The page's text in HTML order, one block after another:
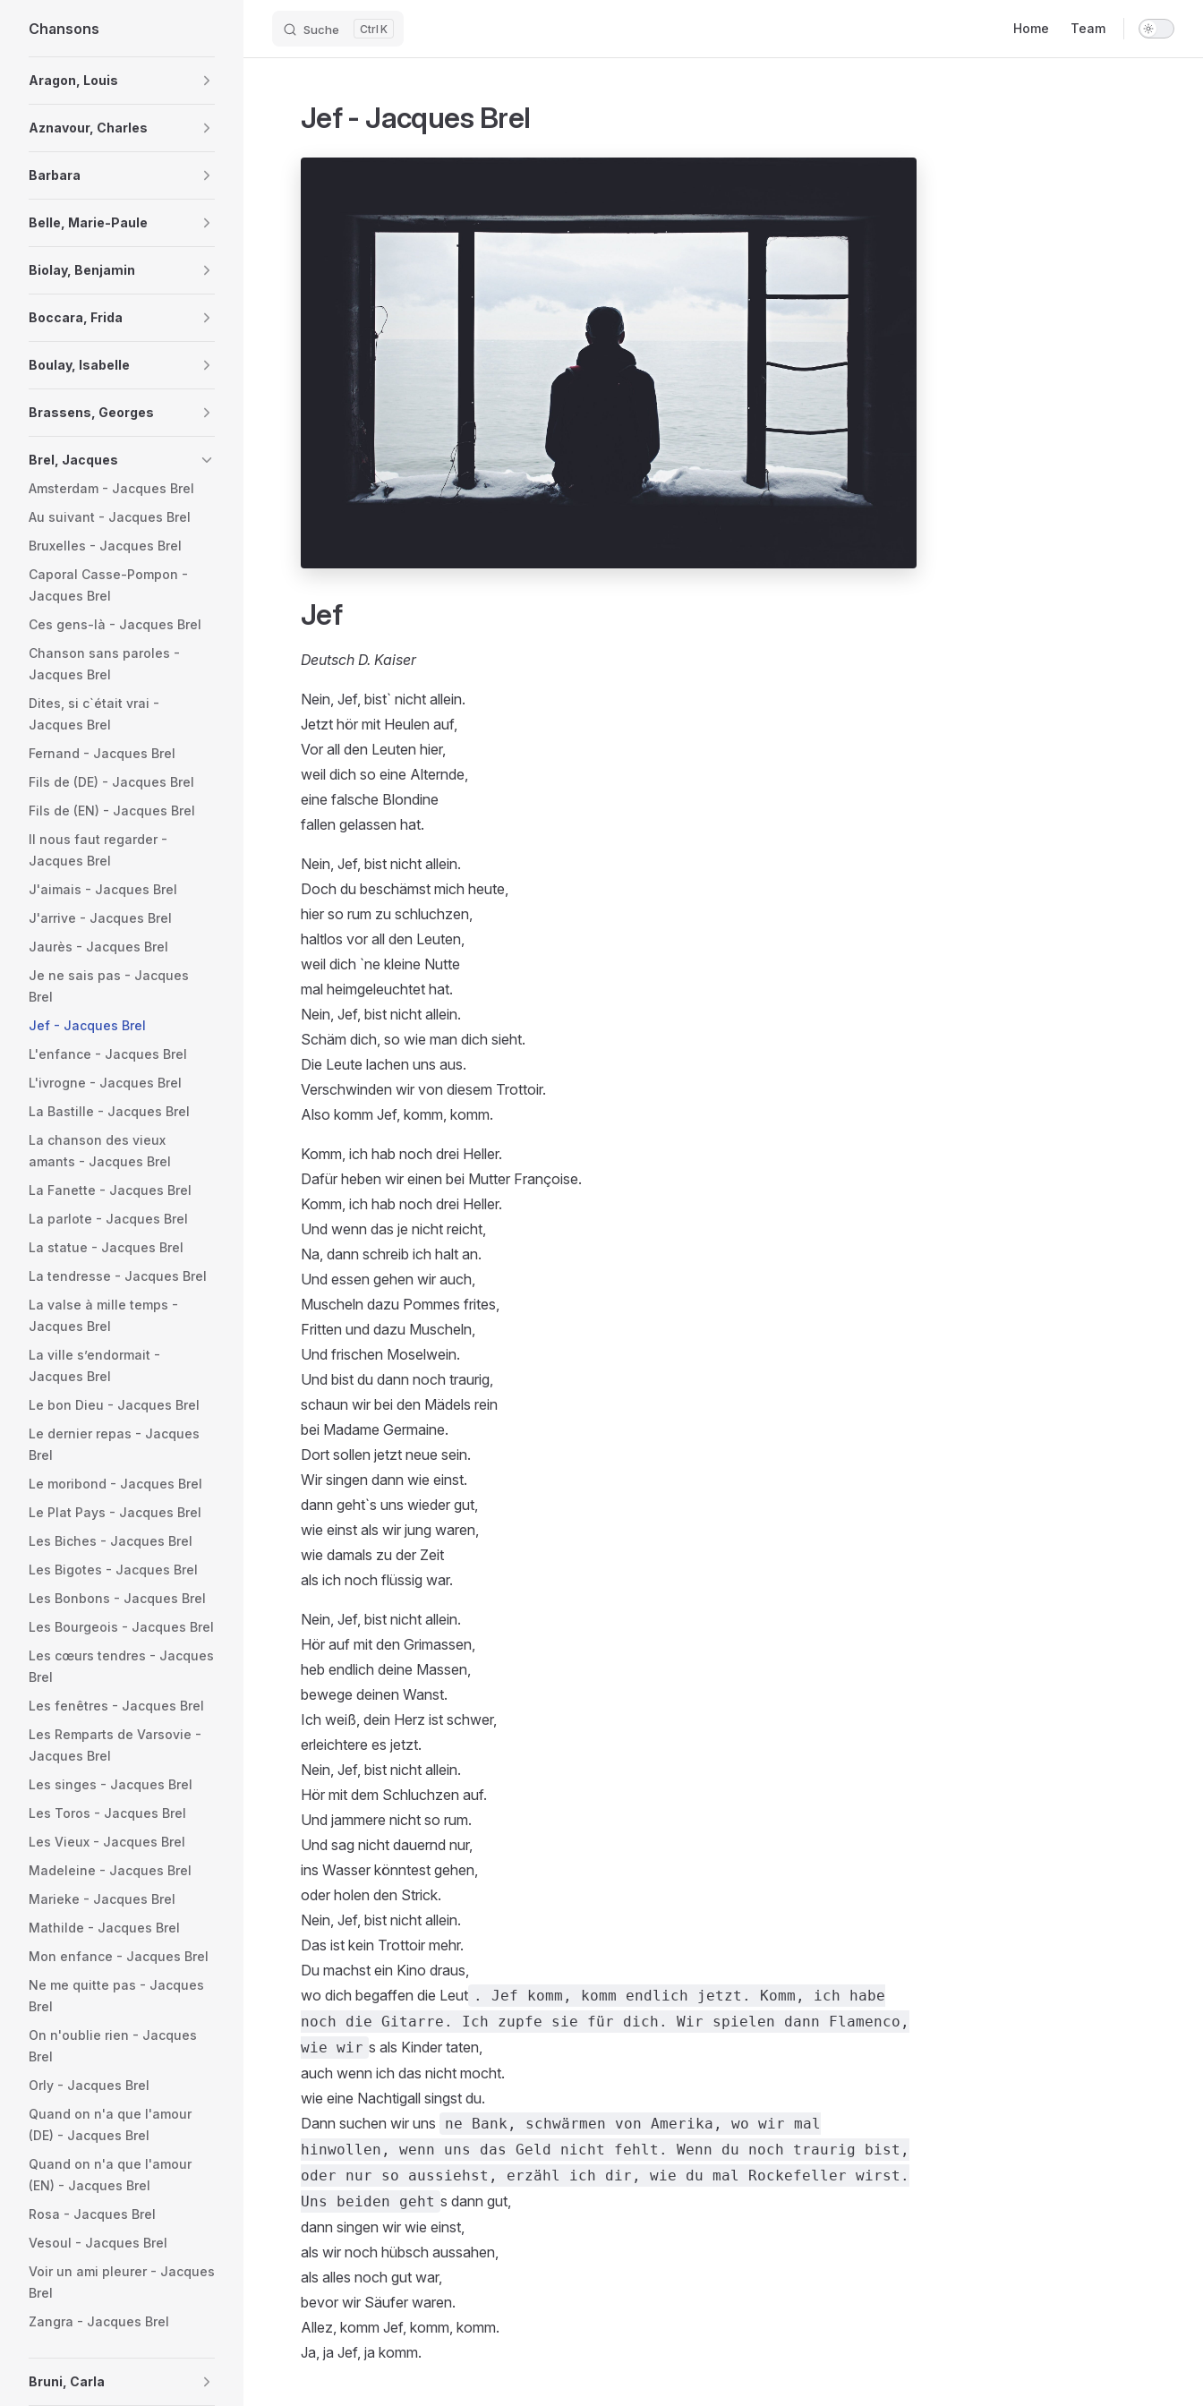
Skip to content
Chansons Suche K Home Team
Aragon, Louis
Aznavour, Charles
Barbara
Belle, Marie-Paule
Biolay, Benjamin
Boccara, Frida
Boulay, Isabelle
Brassens, Georges
Brel, Jacques
Amsterdam - Jacques Brel
Au suivant - Jacques Brel
Bruxelles - Jacques Brel
Caporal Casse-Pompon -
Jacques Brel
Ces gens-là - Jacques Brel
Chanson sans paroles -
Jacques Brel
Dites, si c`était vrai -
Jacques Brel
Fernand - Jacques Brel
Fils de (DE) - Jacques Brel
Fils de (EN) - Jacques Brel
Il nous faut regarder -
Jacques Brel
J'aimais - Jacques Brel
J'arrive - Jacques Brel
Jaurès - Jacques Brel
Je ne sais pas - Jacques
Brel
Jef - Jacques Brel
L'enfance - Jacques Brel
L'ivrogne - Jacques Brel
La Bastille - Jacques Brel
La chanson des vieux
amants - Jacques Brel
La Fanette - Jacques Brel
La parlote - Jacques Brel
La statue - Jacques Brel
La tendresse - Jacques Brel
La valse à mille temps -
Jacques Brel
La ville s’endormait -
Jacques Brel
Le bon Dieu - Jacques Brel
Le dernier repas - Jacques
Brel
Le moribond - Jacques Brel
Le Plat Pays - Jacques Brel
Les Biches - Jacques Brel
Les Bigotes - Jacques Brel
Les Bonbons - Jacques Brel
Les Bourgeois - Jacques Brel
Les cœurs tendres - Jacques
Brel
Les fenêtres - Jacques Brel
Les Remparts de Varsovie -
Jacques Brel
Les singes - Jacques Brel
Les Toros - Jacques Brel
Les Vieux - Jacques Brel
Madeleine - Jacques Brel
Marieke - Jacques Brel
Mathilde - Jacques Brel
Mon enfance - Jacques Brel
Ne me quitte pas - Jacques
Brel
On n'oublie rien - Jacques
Brel
Orly - Jacques Brel
Quand on n'a que l'amour
(DE) - Jacques Brel
Quand on n'a que l'amour
(EN) - Jacques Brel
Rosa - Jacques Brel
Vesoul - Jacques Brel
Voir un ami pleurer - Jacques
Brel
Zangra - Jacques Brel
Bruni, Carla
Jef - Jacques Brel
Jef
Deutsch D. Kaiser
Nein, Jef, bist` nicht allein.
Jetzt hör mit Heulen auf,
Vor all den Leuten hier,
weil dich so eine Alternde,
eine falsche Blondine
fallen gelassen hat.
Nein, Jef, bist nicht allein.
Doch du beschämst mich heute,
hier so rum zu schluchzen,
haltlos vor all den Leuten,
weil dich `ne kleine Nutte
mal heimgeleuchtet hat.
Nein, Jef, bist nicht allein.
Schäm dich, so wie man dich sieht.
Die Leute lachen uns aus.
Verschwinden wir von diesem Trottoir.
Also komm Jef, komm, komm.
Komm, ich hab noch drei Heller.
Dafür heben wir einen bei Mutter Françoise.
Komm, ich hab noch drei Heller.
Und wenn das je nicht reicht,
Na, dann schreib ich halt an.
Und essen gehen wir auch,
Muscheln dazu Pommes frites,
Fritten und dazu Muscheln,
Und frischen Moselwein.
Und bist du dann noch traurig,
schaun wir bei den Mädels rein
bei Madame Germaine.
Dort sollen jetzt neue sein.
Wir singen dann wie einst.
dann geht`s uns wieder gut,
wie einst als wir jung waren,
wie damals zu der Zeit
als ich noch flüssig war.
Nein, Jef, bist nicht allein.
Hör auf mit den Grimassen,
heb endlich deine Massen,
bewege deinen Wanst.
Ich weiß, dein Herz ist schwer,
erleichtere es jetzt.
Nein, Jef, bist nicht allein.
Hör mit dem Schluchzen auf.
Und jammere nicht so rum.
Und sag nicht dauernd nur,
ins Wasser könntest gehen,
oder holen den Strick.
Nein, Jef, bist nicht allein.
Das ist kein Trottoir mehr.
Du machst ein Kino draus,
wo dich begaffen die Leut . Jef komm, komm endlich jetzt. Komm, ich habe
noch die Gitarre. Ich zupfe sie für dich. Wir spielen dann Flamenco,
wie wir s als Kinder taten,
auch wenn ich das nicht mocht.
wie eine Nachtigall singst du.
Dann suchen wir uns
ne Bank, schwärmen von Amerika, wo wir mal
hinwollen, wenn uns das Geld nicht fehlt. Wenn du noch traurig bist,
oder nur so aussiehst, erzähl ich dir, wie du mal Rockefeller wirst.
Uns beiden geht s dann gut,
dann singen wir wie einst,
als wir noch hübsch aussahen,
als alles noch gut war,
bevor wir Säufer waren.
Allez, komm Jef, komm, komm.
Ja, ja Jef, ja komm.